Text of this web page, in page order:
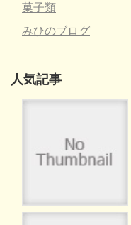
菓子類
みひのブログ
人気記事